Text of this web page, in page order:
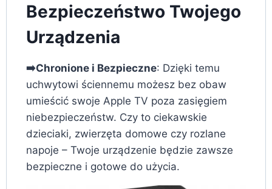
Bezpieczeństwo Twojego
Urządzenia
➡️Chronione i Bezpieczne: Dzięki temu
uchwytowi ściennemu możesz bez obaw
umieścić swoje Apple TV poza zasięgiem
niebezpieczeństw. Czy to ciekawskie
dzieciaki, zwierzęta domowe czy rozlane
napoje – Twoje urządzenie będzie zawsze
bezpieczne i gotowe do użycia.